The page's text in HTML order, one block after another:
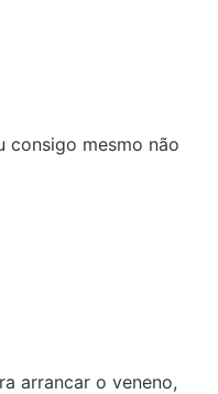
consigo mesmo não
arrancar o veneno,